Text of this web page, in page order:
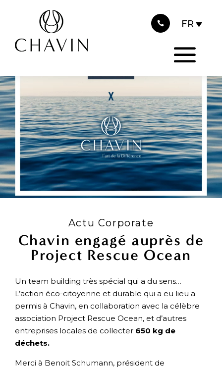
Actu Corporate
Chavin engagé auprès de
Project Rescue Ocean
Un team building très spécial qui a du sens…
L’action éco-citoyenne et durable qui a eu lieu a
permis à Chavin, en collaboration avec la célèbre
association Project Rescue Ocean, et d’autres
entreprises locales de collecter 650 kg de
déchets.
Merci à Benoit Schumann, président de